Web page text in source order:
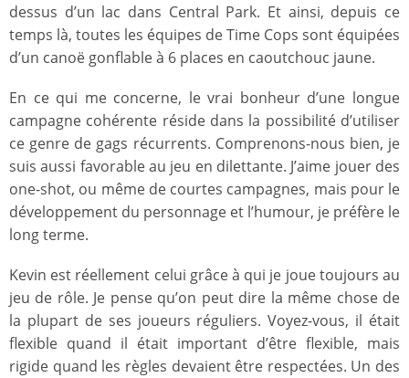
dessus d’un lac dans Central Park. Et ainsi, depuis ce
temps là, toutes les équipes de Time Cops sont équipées
d’un canoë gonflable à 6 places en caoutchouc jaune.
En ce qui me concerne, le vrai bonheur d’une longue
campagne cohérente réside dans la possibilité d’utiliser
ce genre de gags récurrents. Comprenons-nous bien, je
suis aussi favorable au jeu en dilettante. J’aime jouer des
one-shot, ou même de courtes campagnes, mais pour le
développement du personnage et l’humour, je préfère le
long terme.
Kevin est réellement celui grâce à qui je joue toujours au
jeu de rôle. Je pense qu’on peut dire la même chose de
la plupart de ses joueurs réguliers. Voyez-vous, il était
flexible quand il était important d’être flexible, mais
rigide quand les règles devaient être respectées. Un des